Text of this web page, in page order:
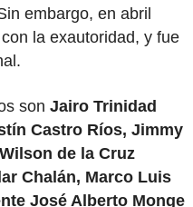
embargo, en abril
la exautoridad, y fue
son Jairo Trinidad
Castro Ríos, Jimmy
de la Cruz
Chalán, Marco Luis
José Alberto Monge